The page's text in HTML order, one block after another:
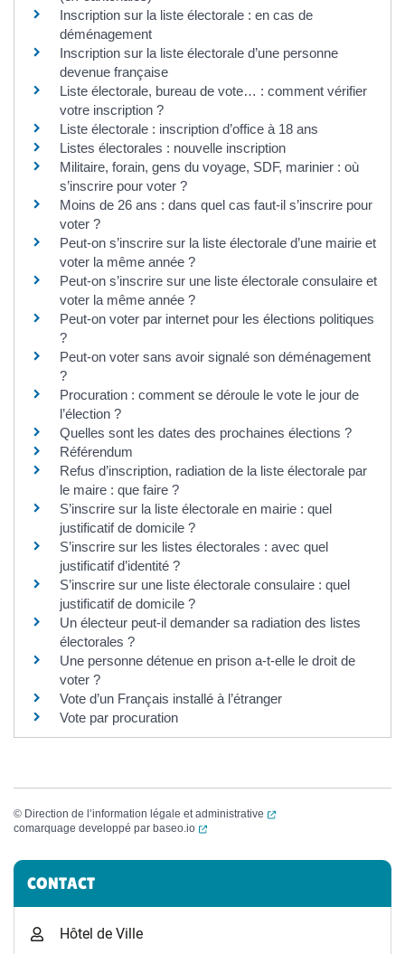
Inscription sur la liste électorale : en cas de
déménagement
Inscription sur la liste électorale d’une personne
devenue française
Liste électorale, bureau de vote… : comment vérifier
votre inscription ?
Liste électorale : inscription d’office à 18 ans
Listes électorales : nouvelle inscription
Militaire, forain, gens du voyage, SDF, marinier : où
s’inscrire pour voter ?
Moins de 26 ans : dans quel cas faut-il s’inscrire pour
voter ?
Peut-on s’inscrire sur la liste électorale d’une mairie et
voter la même année ?
Peut-on s’inscrire sur une liste électorale consulaire et
voter la même année ?
Peut-on voter par internet pour les élections politiques
?
Peut-on voter sans avoir signalé son déménagement
?
Procuration : comment se déroule le vote le jour de
l’élection ?
Quelles sont les dates des prochaines élections ?
Référendum
Refus d’inscription, radiation de la liste électorale par
le maire : que faire ?
S’inscrire sur la liste électorale en mairie : quel
justificatif de domicile ?
S’inscrire sur les listes électorales : avec quel
justificatif d’identité ?
S’inscrire sur une liste électorale consulaire : quel
justificatif de domicile ?
Un électeur peut-il demander sa radiation des listes
électorales ?
Une personne détenue en prison a-t-elle le droit de
voter ?
Vote d’un Français installé à l’étranger
Vote par procuration
© Direction de l’information légale et administrative
(ouverture dans un
comarquage developpé par baseo.io (ouverture dans un nouvel onglet)
Informations complémentaires
CONTACT
Hôtel de Ville